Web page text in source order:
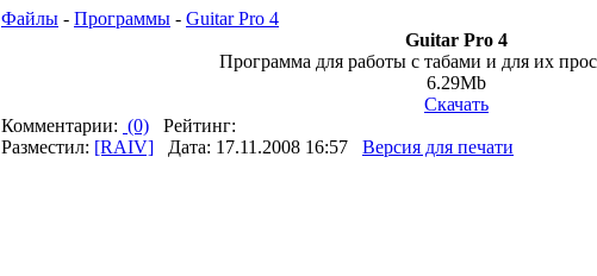
Файлы - Программы - Guitar Pro 4
Guitar Pro 4
Программа для работы с табами и для их
6.29Mb
Скачать
Комментарии: (0) Рейтинг:
Разместил: [RAIV] Дата: 17.11.2008 16:57 Версия для печати